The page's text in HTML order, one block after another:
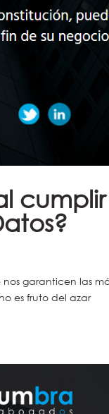
cumplir
garanticen las
es fruto del azar